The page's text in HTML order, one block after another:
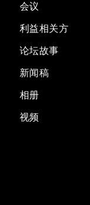
会议
利益相关方
论坛故事
新闻稿
相册
视频